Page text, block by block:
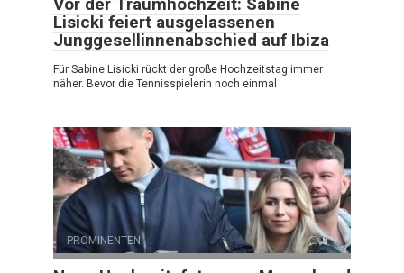
Lisicki feiert ausgelassenen
Junggesellinnenabschied auf Ibiza
Für Sabine Lisicki rückt der große Hochzeitstag immer
näher. Bevor die Tennisspielerin noch einmal
PROMINENTEN 0